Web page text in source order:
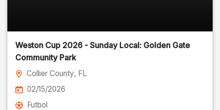
Weston Cup 2026 - Sunday Local: Golden Gate
Community Park
Collier County, FL
02/15/2026
Futbol